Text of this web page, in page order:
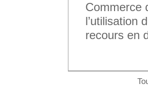
Commerce
l’utilisation
recours en